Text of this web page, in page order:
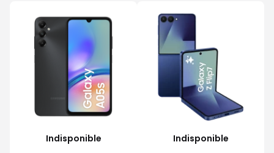
Indisponible
Indisponible